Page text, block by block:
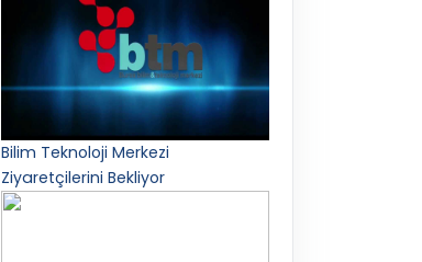
Bilim Teknoloji Merkezi
Ziyaretçilerini Bekliyor